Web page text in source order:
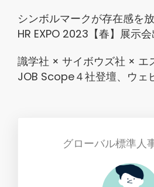
シンボルマークが存在感を
HR EXPO 2023【春】展示
識学社 × サイボウズ社 × エ
JOB Scope４社登壇、ウェ
グローバル標準人